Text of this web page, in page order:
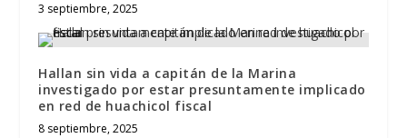
3 septiembre, 2025
Hallan sin vida a capitán de la Marina
investigado por estar presuntamente implicado
en red de huachicol fiscal
8 septiembre, 2025